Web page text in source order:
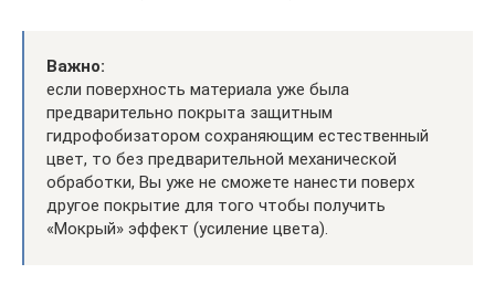
Важно:
если поверхность материала уже была
предварительно покрыта защитным
гидрофобизатором сохраняющим естественный
цвет, то без предварительной механической
обработки, Вы уже не сможете нанести поверх
другое покрытие для того чтобы получить
«Мокрый» эффект (усиление цвета).